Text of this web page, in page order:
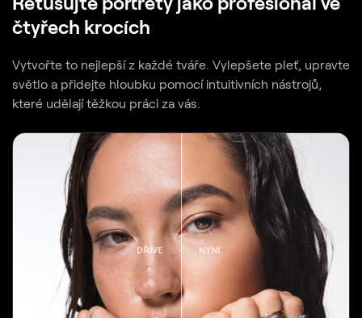
čtyřech krocích
Vytvořte to nejlepší z každé tváře. Vylepšete pleť, upravte
světlo a přidejte hloubku pomocí intuitivních nástrojů,
které udělají těžkou práci za vás.
DŘÍVE NYNÍ